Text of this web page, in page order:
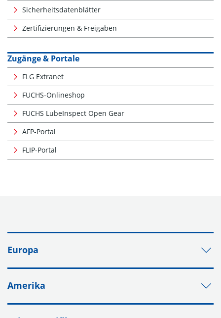
Sicherheitsdatenblätter
Zertifizierungen & Freigaben
Zugänge & Portale
FLG Extranet
FUCHS-Onlineshop
FUCHS LubeInspect Open Gear
AFP-Portal
FLIP-Portal
Europa
Amerika